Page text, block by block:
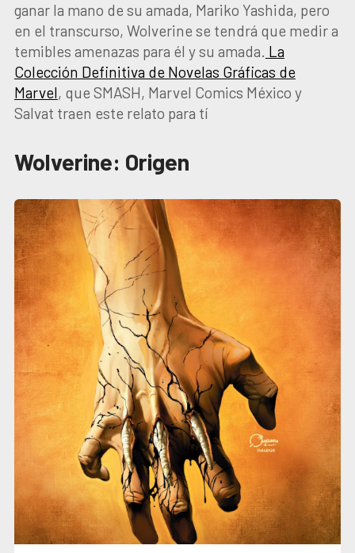
ganar la mano de su amada, Mariko Yashida, pero
en el transcurso, Wolverine se tendrá que medir a
temibles amenazas para él y su amada. La
Colección Definitiva de Novelas Gráficas de
Marvel, que SMASH, Marvel Comics México y
Salvat traen este relato para tí
Wolverine: Origen